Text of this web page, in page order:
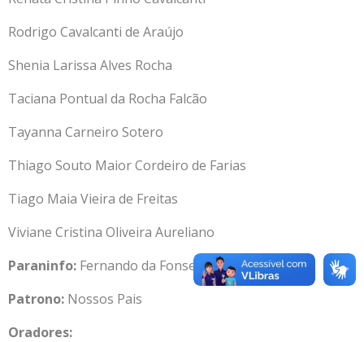
Rodrigo Cavalcanti de Araújo
Shenia Larissa Alves Rocha
Taciana Pontual da Rocha Falcão
Tayanna Carneiro Sotero
Thiago Souto Maior Cordeiro de Farias
Tiago Maia Vieira de Freitas
Viviane Cristina Oliveira Aureliano
Paraninfo: Fernando da Fonseca de Souza
Patrono: Nossos Pais
Oradores: